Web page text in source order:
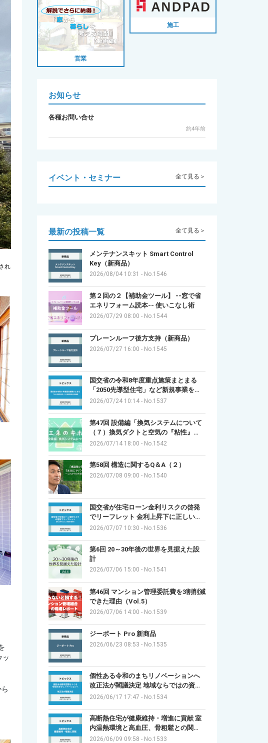
れ
ッ
営業
施工
お知らせ
各種お問い合せ
約4年前
イベント・セミナー 全て見る＞
最新の投稿一覧 全て見る＞
メンテナンスキット Smart Control
Key（新商品）
2026/08/04 10:31 - No.1546
第２回の２【補助金ツール】 --窓で省
エネリフォーム読本-- 使いこなし術
2026/07/29 08:00 - No.1544
プレーンルーフ後方支持（新商品）
2026/07/27 16:00 - No.1545
国交省の令和8年度重点施策まとまる
「2050先導型住宅」など新規事業を…
2026/07/24 10:14- No.1537
第47回 設備編「換気システムについて
（７）換気ダクトと空気の『粘性』…
2026/07/14 18:00 - No.1542
第58回 構造に関するQ＆A（２）
2026/07/08 09:00 - No.1540
国交省が住宅ローン金利リスクの啓発
でリーフレット 金利上昇下に正しい…
2026/07/07 10:30 - No.1536
第6回 20～30年後の世界を見据えた設
計
2026/07/06 15:00 - No.1541
第46回 マンション管理委託費を3割削減
できた理由（Vol.5）
2026/07/06 14:00 - No.1539
ジーポート Pro 新商品
2026/06/23 08:53 - No.1535
個性ある令和のまちリノベーションへ
改正法が閣議決定 地域ならではの資…
2026/06/17 17:47 - No.1534
高断熱住宅が健康維持・増進に貢献 室
内温熱環境と高血圧、骨粗鬆との関…
2026/06/09 09:58 - No.1533